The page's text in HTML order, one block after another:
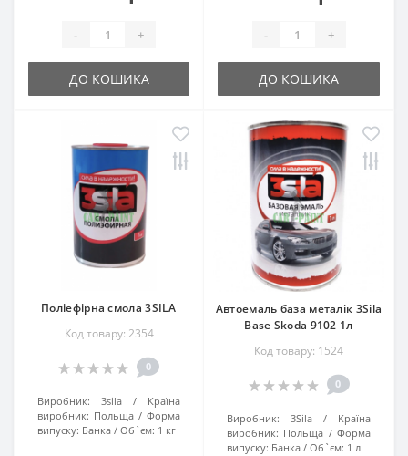
- +
ДО КОШИКА
- +
ДО КОШИКА
Поліефірна смола 3SILA
Код товару: 2354
0
Виробник: 3sila
Країна
виробник: Польща
Форма
випуску: Банка Об`єм: 1 кг
Автоемаль база металік 3Sila
Base Skoda 9102 1л
Код товару: 1524
0
Виробник: 3Sila
Країна
виробник: Польща
Форма
випуску: Банка Об`єм: 1 л